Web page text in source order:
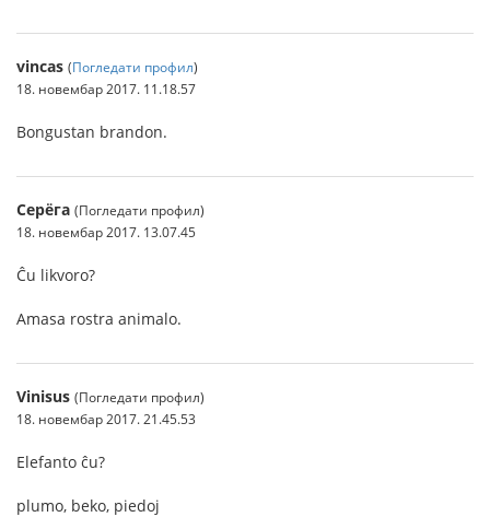
vincas (Погледати профил)
18. новембар 2017. 11.18.57
Bongustan brandon.
Серёга (Погледати профил)
18. новембар 2017. 13.07.45
Ĉu likvoro?
Amasa rostra animalo.
Vinisus (Погледати профил)
18. новембар 2017. 21.45.53
Elefanto ĉu?
plumo, beko, piedoj